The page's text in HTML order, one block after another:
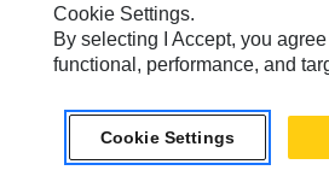
Tutela Della Privacy
Europe - Italian© 2026 Caterpillar. Tutti i
Cookie Settings.
By selecting I Accept, you
functional, performance, and
Cookie Settings